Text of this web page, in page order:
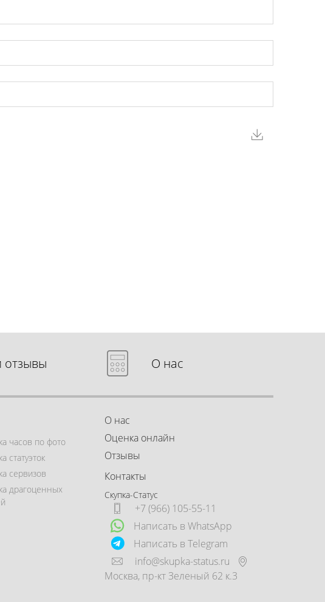
О нас
часов по фото
статуэток
сервизов
драгоценных
О нас
Оценка онлайн
Отзывы
Контакты
Скупка-Статус
+7 (966) 105-55-11
Написать в WhatsApp
Написать в Telegram
info@skupka-status.ru
Москва, пр-кт Зеленый 62 к.3